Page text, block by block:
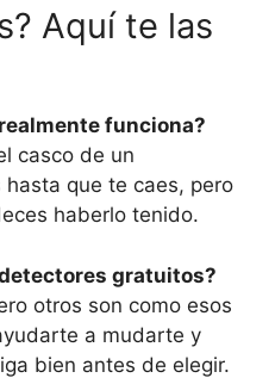
Aquí te las
funciona?
casco de un
que te caes, pero
haberlo tenido.
gratuitos?
otros son como esos
a mudarte y
bien antes de elegir.